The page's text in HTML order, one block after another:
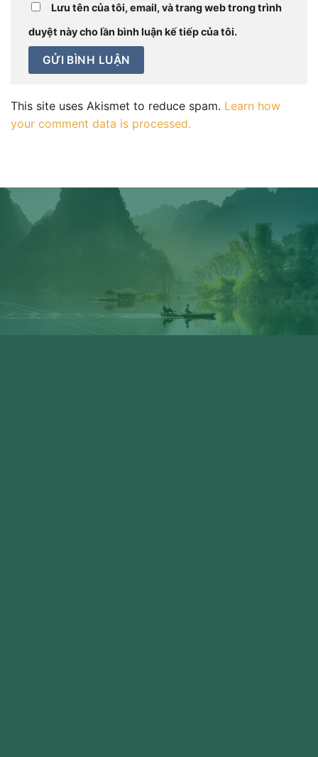
Lưu tên của tôi, email, và trang web trong trình
duyệt này cho lần bình luận kế tiếp của tôi.
This site uses Akismet to reduce spam. Learn how
your comment data is processed.